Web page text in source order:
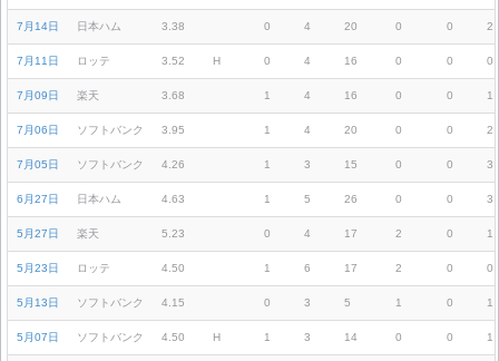
7月14日 日本ハム 3.38 0 4 20 0 0 2
7月11日 ロッテ 3.52 H 0 4 16 0 0 0
7月09日 楽天 3.68 1 4 16 0 0 1
7月06日 ソフトバンク 3.95 1 4 20 0 0 2
7月05日 ソフトバンク 4.26 1 3 15 0 0 3
6月27日 日本ハム 4.63 1 5 26 0 0 3
5月27日 楽天 5.23 0 4 17 2 0 1
5月23日 ロッテ 4.50 1 6 17 2 0 0
5月13日 ソフトバンク 4.15 0 3 5 1 0 1
5月07日 ソフトバンク 4.50 H 1 3 14 0 0 1